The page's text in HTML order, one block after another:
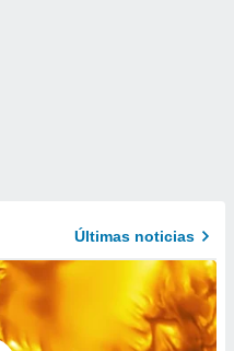
Últimas noticias